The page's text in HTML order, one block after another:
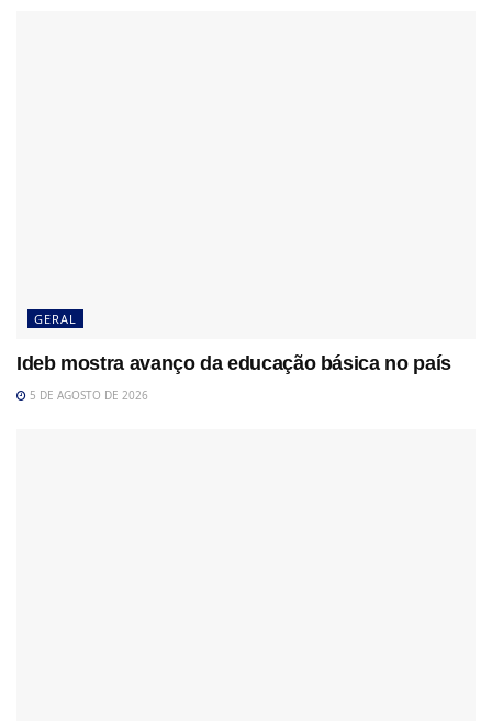
GERAL
Ideb mostra avanço da educação básica no país
5 DE AGOSTO DE 2026